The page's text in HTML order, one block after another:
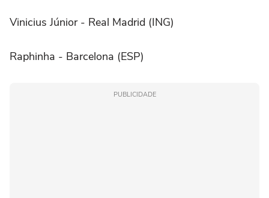
Vinicius Júnior - Real Madrid (ING)
Raphinha - Barcelona (ESP)
PUBLICIDADE